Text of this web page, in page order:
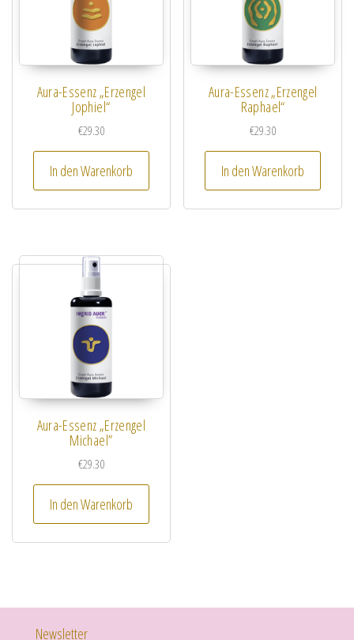
Aura-Essenz „Erzengel
Jophiel“
€29.30
In den Warenkorb
Aura-Essenz „Erzengel
Raphael“
€29.30
In den Warenkorb
Aura-Essenz „Erzengel
Michael”
€29.30
In den Warenkorb
Newsletter